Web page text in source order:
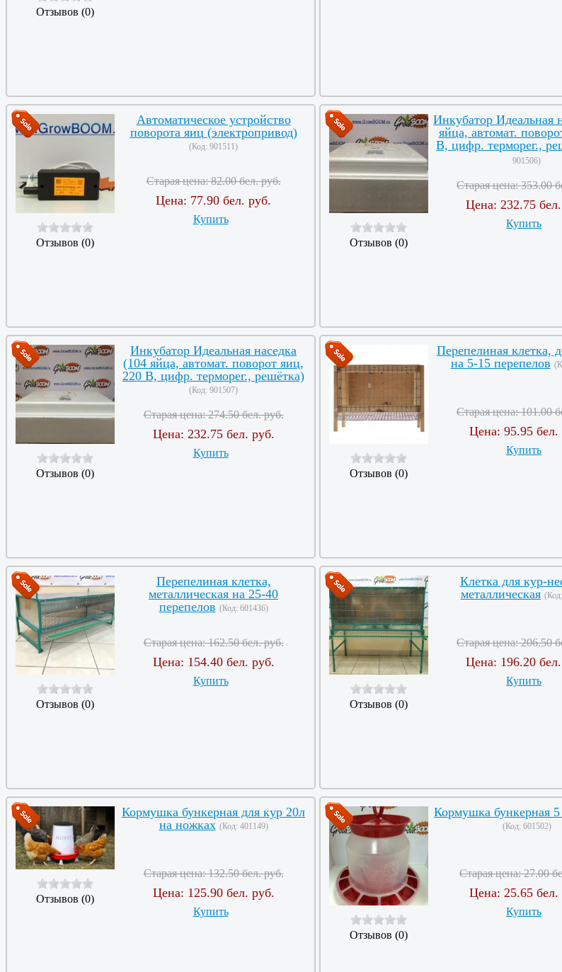
Отзывов (0)
Отзывов (0)
Автоматическое устройство
поворота яиц (электропривод)
(Код: 901511)
Старая цена:82.00 бел. руб.
Цена: 77.90 бел. руб.
Купить
Отзывов (0)
Инкубатор Идеальная
яйца, автомат.
В, цифр. терморег.,
901506)
Старая цена:353.00
Цена: 232.75
Купить
Отзывов (0)
Инкубатор Идеальная наседка
(104 яйца, автомат. поворот яиц,
220 В, цифр. терморег., решётка)
(Код: 901507)
Старая цена:274.50 бел. руб.
Цена: 232.75 бел. руб.
Купить
Отзывов (0)
Перепелиная клетка,
на 5-15 перепелов
Старая цена:101.00
Цена: 95.95 бел.
Купить
Отзывов (0)
Перепелиная клетка,
металлическая на 25-40
перепелов (Код: 601436)
Старая цена:162.50 бел. руб.
Цена: 154.40 бел. руб.
Купить
Отзывов (0)
Клетка для кур-
металлическая (Код:
Старая цена:206.50
Цена: 196.20
Купить
Отзывов (0)
Кормушка бункерная для кур 20л
на ножках (Код: 401149)
Старая цена:132.50 бел. руб.
Цена: 125.90 бел. руб.
Купить
Отзывов (0)
Кормушка бункерная
(Код: 601502)
Старая цена:27.00
Цена: 25.65 бел.
Купить